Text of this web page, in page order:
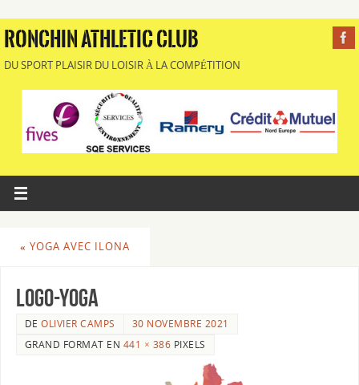
RONCHIN ATHLETIC CLUB
DU SPORT PLAISIR DU LOISIR À LA COMPÉTITION
« YOGA AVEC ILONA
LOGO-YOGA
DEOLIVIER CAMPS
30 NOVEMBRE 2021
GRAND FORMAT EN 441 × 386 PIXELS